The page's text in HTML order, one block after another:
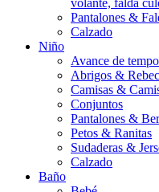
Pantalones &
Calzado
Niño
Avance de
Abrigos &
Camisas &
Conjuntos
Pantalones &
Petos & Ranitas
Sudaderas &
Calzado
Baño